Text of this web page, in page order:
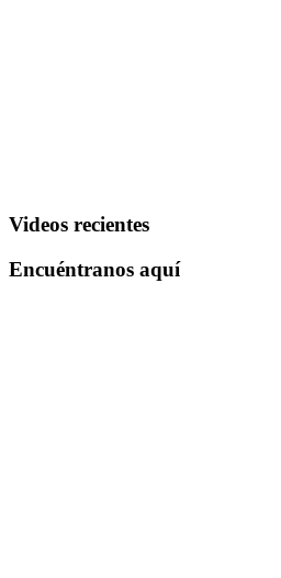
Videos recientes
Encuéntranos aquí